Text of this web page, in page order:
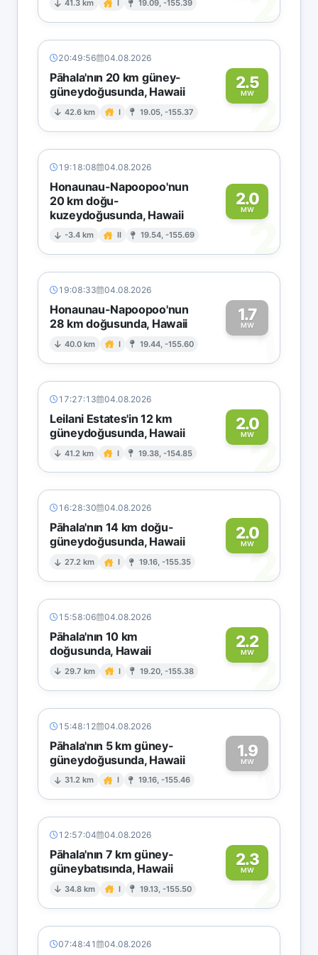
41.3 km I 19.09, -155.39
20:49:56 04.08.2026
Pāhala'nın 20 km güney-
güneydoğusunda, Hawaii
42.6 km I 19.05, -155.37
2.5
MW2
19:18:08 04.08.2026
Honaunau-Napoopoo'nun
20 km doğu-
kuzeydoğusunda, Hawaii
-3.4 km II 19.54, -155.69
2.0
MW
2
19:08:33 04.08.2026
Honaunau-Napoopoo'nun
28 km doğusunda, Hawaii
40.0 km I 19.44, -155.60
1.7
MW1
17:27:13 04.08.2026
Leilani Estates'in 12 km
güneydoğusunda, Hawaii
41.2 km I 19.38, -154.85
2.0
MW2
16:28:30 04.08.2026
Pāhala'nın 14 km doğu-
güneydoğusunda, Hawaii
27.2 km I 19.16, -155.35
2.0
MW2
15:58:06 04.08.2026
Pāhala'nın 10 km
doğusunda, Hawaii
29.7 km I 19.20, -155.38
2.2
MW2
15:48:12 04.08.2026
Pāhala'nın 5 km güney-
güneydoğusunda, Hawaii
31.2 km I 19.16, -155.46
1.9
MW1
12:57:04 04.08.2026
Pāhala'nın 7 km güney-
güneybatısında, Hawaii
34.8 km I 19.13, -155.50
2.3
MW
2
07:48:41 04.08.2026